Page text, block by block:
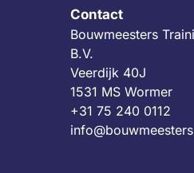
Contact
Bouwmeesters
B.V.
Veerdijk 40J
1531 MS Wormer
+31 75 240 0112